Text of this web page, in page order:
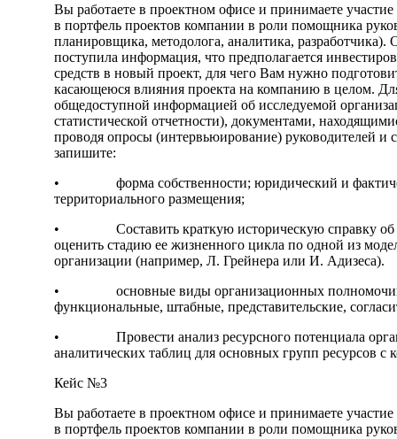
Вы работаете в проектном офисе и принимаете
в портфель проектов компании в роли помощника
планировщика, методолога, аналитика,
поступила информация, что предполагается
средств в новый проект, для чего Вам нужно
касающеюся влияния проекта на компанию в целом.
общедоступной информацией об исследуемой
статистической отчетности), документами,
проводя опросы (интервьюирование) руководителей и
запишите:
• форма собственности; юридический и
территориального размещения;
• Составить краткую историческую справку об
оценить стадию ее жизненного цикла по одной из
организации (например, Л. Грейнера или И. Адизеса).
• основные виды организационных полномочий
функциональные, штабные, представительские,
• Провести анализ ресурсного потенциала
аналитических таблиц для основных групп ресурсов
Кейс №3
Вы работаете в проектном офисе и принимаете
в портфель проектов компании в роли помощника